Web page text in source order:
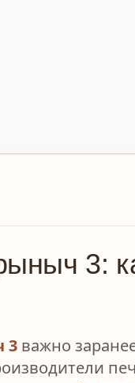
3:
3 важно